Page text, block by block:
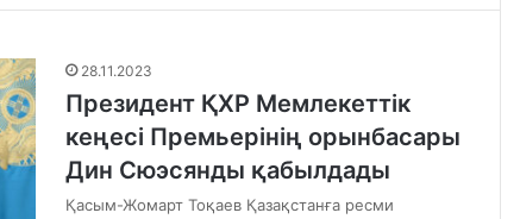
28.11.2023
Президент ҚХР Мемлекеттік
кеңесі Премьерінің орынбасары
Дин Сюэсянды қабылдады
Қасым-Жомарт Тоқаев Қазақстанға ресми